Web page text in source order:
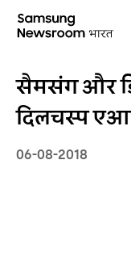
सैमसंग और
दिलचस्प
06-08-2018